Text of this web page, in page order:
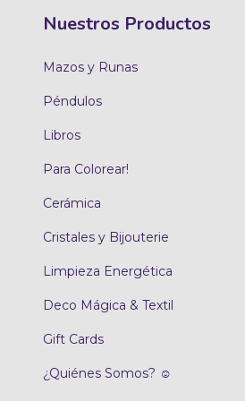
Nuestros Productos
Mazos y Runas
Péndulos
Libros
Para Colorear!
Cerámica
Cristales y Bijouterie
Limpieza Energética
Deco Mágica & Textil
Gift Cards
¿Quiénes Somos? ☺